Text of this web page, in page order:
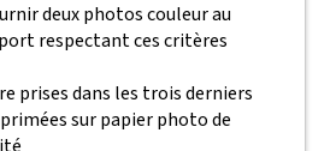
deux photos couleur au
respectant ces critères
prises dans les trois derniers
sur papier photo de